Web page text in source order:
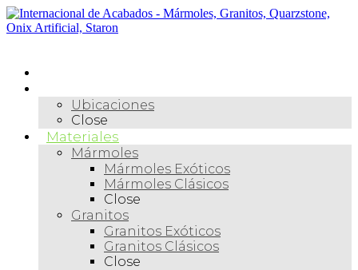
Skip
to
Ubicaciones
Close
Materiales
Mármoles
Mármoles Exóticos
Mármoles Clásicos
Close
Granitos
Granitos Exóticos
Granitos Clásicos
Close